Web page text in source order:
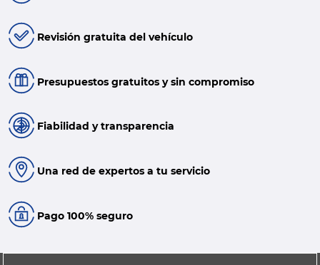
Revisión gratuita del vehículo
Presupuestos gratuitos y sin compromiso
Fiabilidad y transparencia
Una red de expertos a tu servicio
Pago 100% seguro